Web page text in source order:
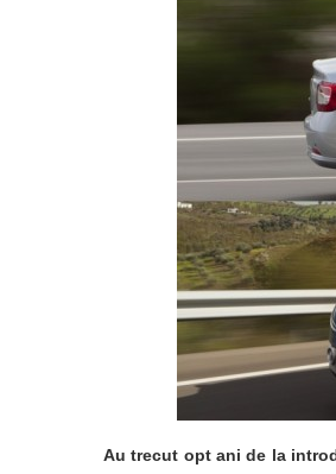
Au trecut opt ani de la